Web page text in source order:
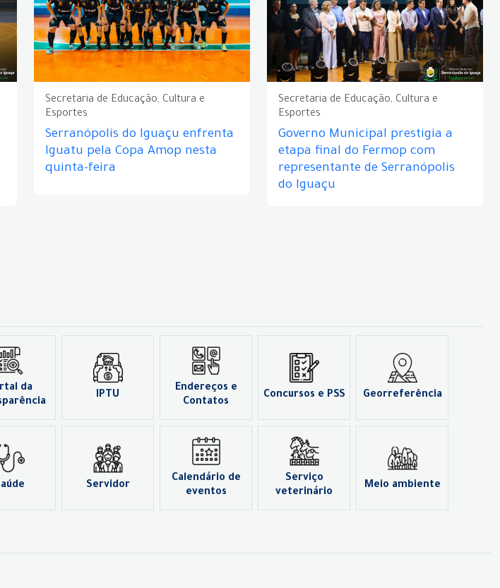
Secretaria de Educação, Cultura e
Esportes
Serranópolis do Iguaçu enfrenta
Iguatu pela Copa Amop nesta
quinta-feira
Secretaria de Educação, Cultura e
Esportes
Governo Municipal prestigia a
etapa final do Fermop com
representante de Serranópolis
do Iguaçu
da
IPTU
Endereços e
Contatos
Concursos e PSS Georreferência
Servidor
Calendário de
eventos
Serviço
veterinário
Meio ambiente